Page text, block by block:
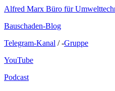
Alfred Marx Büro für
Bauschaden-Blog
Telegram-Kanal / -Gruppe
YouTube
Podcast